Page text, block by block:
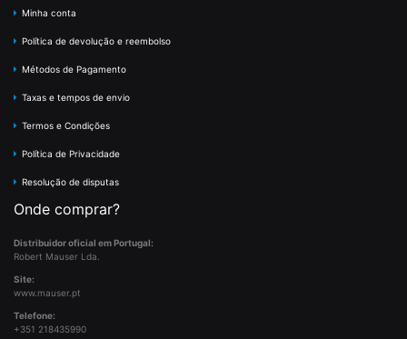
Minha conta
Política de devolução e reembolso
Métodos de Pagamento
Taxas e tempos de envio
Termos e Condições
Política de Privacidade
Resolução de disputas
Onde comprar?
Distribuidor oficial em Portugal:
Robert Mauser Lda.
Site:
www.mauser.pt
Telefone:
+351 218435990